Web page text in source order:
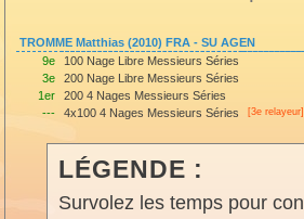
TROMME Matthias (2010) FRA - SU AGEN
9e
100 Nage Libre Messieurs Séries
3e
200 Nage Libre Messieurs Séries
1er
200 4 Nages Messieurs Séries
---
4x100 4 Nages Messieurs Séries [3e relayeur]
LÉGENDE :
Survolez les temps pour